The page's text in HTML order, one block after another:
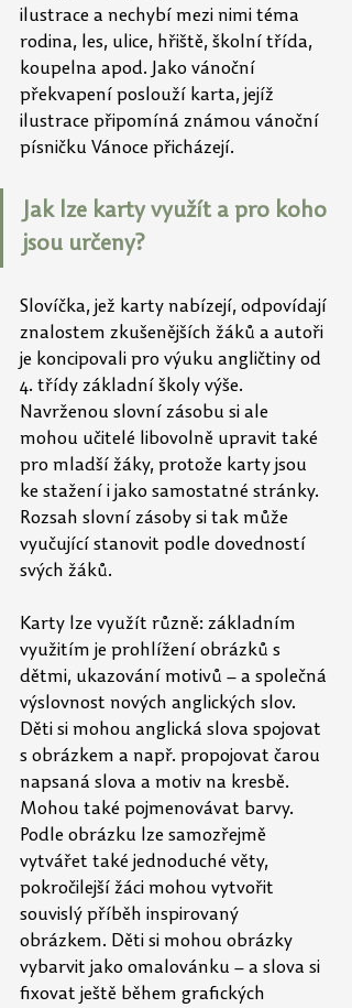
ilustrace a nechybí mezi nimi téma
rodina, les, ulice, hřiště, školní třída,
koupelna apod. Jako vánoční
překvapení poslouží karta, jejíž
ilustrace připomíná známou vánoční
písničku Vánoce přicházejí.
Jak lze karty využít a pro koho
jsou určeny?
Slovíčka, jež karty nabízejí, odpovídají
znalostem zkušenějších žáků a autoři
je koncipovali pro výuku angličtiny od
4. třídy základní školy výše.
Navrženou slovní zásobu si ale
mohou učitelé libovolně upravit také
pro mladší žáky, protože karty jsou
ke stažení i jako samostatné stránky.
Rozsah slovní zásoby si tak může
vyučující stanovit podle dovedností
svých žáků.
Karty lze využít různě: základním
využitím je prohlížení obrázků s
dětmi, ukazování motivů – a společná
výslovnost nových anglických slov.
Děti si mohou anglická slova spojovat
s obrázkem a např. propojovat čarou
napsaná slova a motiv na kresbě.
Mohou také pojmenovávat barvy.
Podle obrázku lze samozřejmě
vytvářet také jednoduché věty,
pokročilejší žáci mohou vytvořit
souvislý příběh inspirovaný
obrázkem. Děti si mohou obrázky
vybarvit jako omalovánku – a slova si
fixovat ještě během grafických